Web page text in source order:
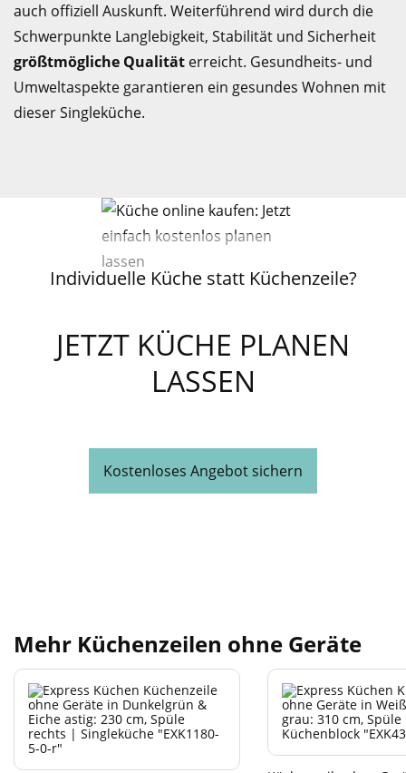
auch offiziell Auskunft. Weiterführend wird durch die
Schwerpunkte Langlebigkeit, Stabilität und Sicherheit
größtmögliche Qualität erreicht. Gesundheits- und
Umweltaspekte garantieren ein gesundes Wohnen mit
dieser Singleküche.
Individuelle Küche statt Küchenzeile?
JETZT KÜCHE PLANEN
LASSEN
Kostenloses Angebot sichern
Mehr Küchenzeilen ohne Geräte